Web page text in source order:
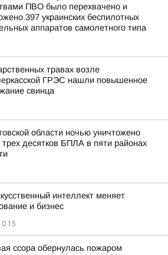
ПВО было перехвачено и
397 украинских беспилотных
аппаратов самолетного типа
травах возле
ГРЭС нашли повышенное
свинца
области ночью уничтожено
десятков БПЛА в пяти районах
интеллект меняет
и бизнес
ссора обернулась пожаром